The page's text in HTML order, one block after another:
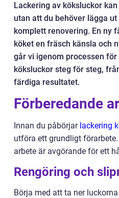
Lackering av köksluckor
utan att du behöver lägga
komplett renovering. En ny
köket en fräsch känsla och
går vi igenom processen
köksluckor steg för steg,
färdiga resultatet.
Förberedande
Innan du påbörjar lackering
utföra ett grundligt
arbete är avgörande för ett
Rengöring och
Börja med att ta ner